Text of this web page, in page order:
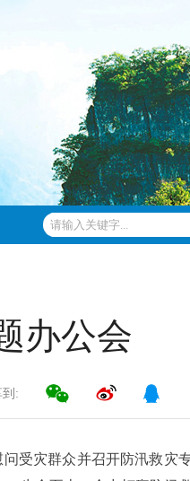
办公会
到:
受灾群众并召开防汛救灾